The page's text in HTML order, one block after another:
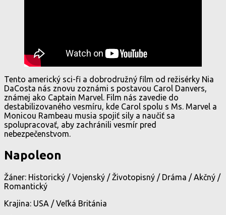
Tento americký sci-fi a dobrodružný film od režisérky Nia
DaCosta nás znovu zoznámi s postavou Carol Danvers,
známej ako Captain Marvel. Film nás zavedie do
destabilizovaného vesmíru, kde Carol spolu s Ms. Marvel a
Monicou Rambeau musia spojiť sily a naučiť sa
spolupracovať, aby zachránili vesmír pred
nebezpečenstvom.
Napoleon
Žáner: Historický / Vojenský / Životopisný / Dráma / Akčný /
Romantický
Krajina: USA / Veľká Británia